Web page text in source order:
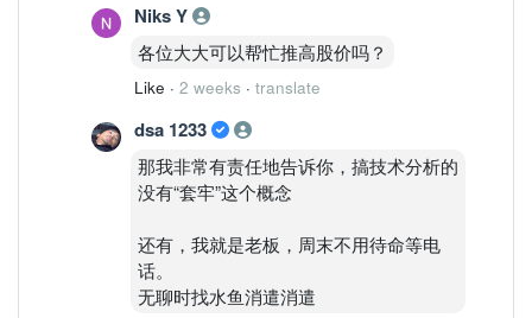
Niks Y
各位大大可以帮忙推高股价吗？
Like · 2 weeks · translate
dsa 1233
那我非常有责任地告诉你，搞技术分析的
没有“套牢”这个概念
还有，我就是老板，周末不用待命等电
话。
无聊时找水鱼消遣消遣